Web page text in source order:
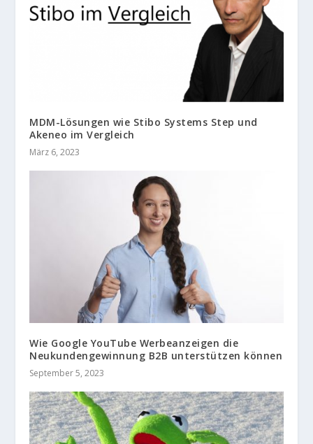
MDM-Lösungen wie Stibo Systems Step und
Akeneo im Vergleich
März 6, 2023
Wie Google YouTube Werbeanzeigen die
Neukundengewinnung B2B unterstützen können
September 5, 2023